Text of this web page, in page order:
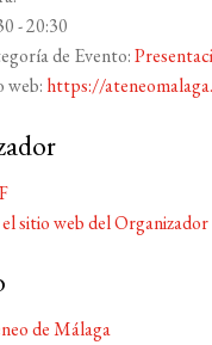
- 20:30
de Evento:
web: https://
sitio web del Organizador
de Málaga